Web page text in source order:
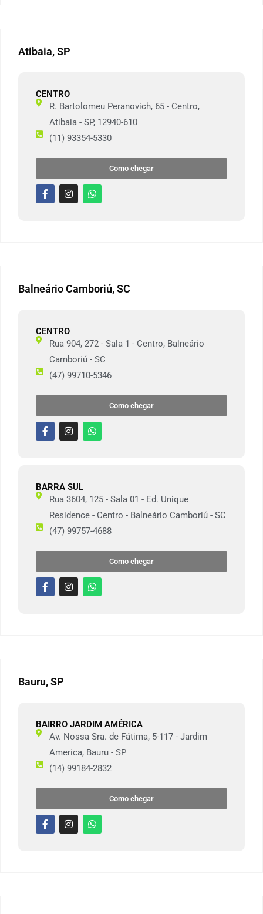
Atibaia, SP
CENTRO
R. Bartolomeu Peranovich, 65 - Centro,
Atibaia - SP, 12940-610
(11) 93354-5330
Como chegar
Balneário Camboriú, SC
CENTRO
Rua 904, 272 - Sala 1 - Centro, Balneário
Camboriú - SC
(47) 99710-5346
Como chegar
BARRA SUL
Rua 3604, 125 - Sala 01 - Ed. Unique
Residence - Centro - Balneário Camboriú - SC
(47) 99757-4688
Como chegar
Bauru, SP
BAIRRO JARDIM AMÉRICA
Av. Nossa Sra. de Fátima, 5-117 - Jardim
America, Bauru - SP
(14) 99184-2832
Como chegar